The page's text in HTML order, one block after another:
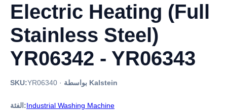
Electric Heating (Full
Stainless Steel)
YR06342 - YR06343
SKU:YR06340 · بواسطة Kalstein
الفئة:Industrial Washing Machine